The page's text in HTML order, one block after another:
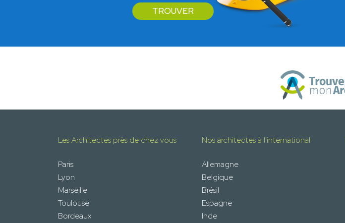
TROUVER
Les Architectes près de chez vous
Paris
Lyon
Marseille
Toulouse
Bordeaux
Nos architectes à l'international
Allemagne
Belgique
Brésil
Espagne
Inde